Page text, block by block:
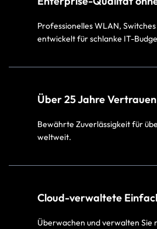
Professionelles WLAN,
entwickelt für schlanke IT-
Über 25 Jahre Vertrauen​
Bewährte Zuverlässigkeit für
weltweit.
Cloud-verwaltete
Überwachen und verwalten